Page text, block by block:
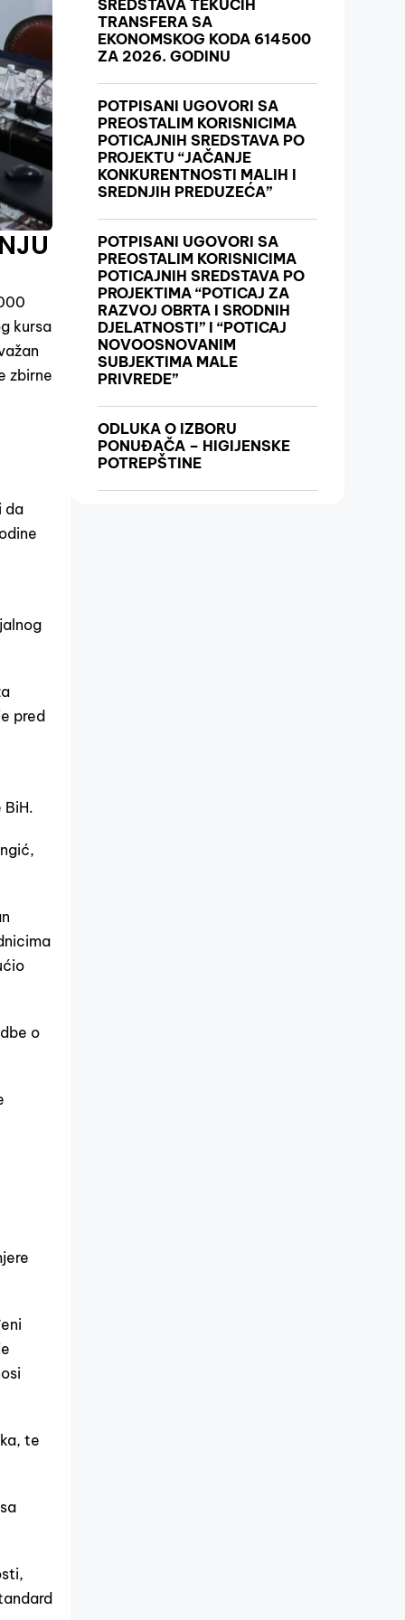
kursa
zbirne
da
pred
o
te
SREDSTAVA TEKUĆIH
TRANSFERA SA
EKONOMSKOG KODA 614500
ZA 2026. GODINU
POTPISANI UGOVORI SA
PREOSTALIM KORISNICIMA
POTICAJNIH SREDSTAVA PO
PROJEKTU “JAČANJE
KONKURENTNOSTI MALIH I
SREDNJIH PREDUZEĆA”
POTPISANI UGOVORI SA
PREOSTALIM KORISNICIMA
POTICAJNIH SREDSTAVA PO
PROJEKTIMA “POTICAJ ZA
RAZVOJ OBRTA I SRODNIH
DJELATNOSTI” I “POTICAJ
NOVOOSNOVANIM
SUBJEKTIMA MALE
PRIVREDE”
ODLUKA O IZBORU
PONUĐAČA – HIGIJENSKE
POTREPŠTINE